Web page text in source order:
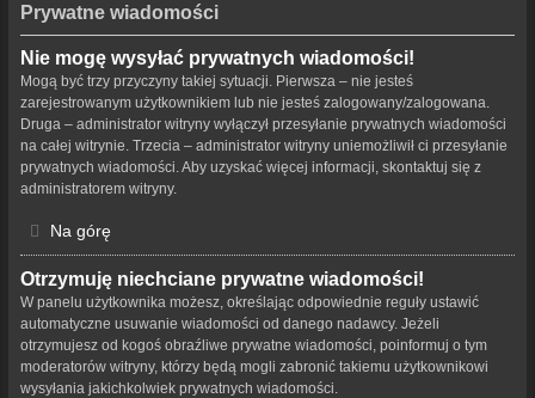
Prywatne wiadomości
Nie mogę wysyłać prywatnych wiadomości!
Mogą być trzy przyczyny takiej sytuacji. Pierwsza – nie jesteś
zarejestrowanym użytkownikiem lub nie jesteś zalogowany/zalogowana.
Druga – administrator witryny wyłączył przesyłanie prywatnych wiadomości
na całej witrynie. Trzecia – administrator witryny uniemożliwił ci przesyłanie
prywatnych wiadomości. Aby uzyskać więcej informacji, skontaktuj się z
administratorem witryny.
Na górę
Otrzymuję niechciane prywatne wiadomości!
W panelu użytkownika możesz, określając odpowiednie reguły ustawić
automatyczne usuwanie wiadomości od danego nadawcy. Jeżeli
otrzymujesz od kogoś obraźliwe prywatne wiadomości, poinformuj o tym
moderatorów witryny, którzy będą mogli zabronić takiemu użytkownikowi
wysyłania jakichkolwiek prywatnych wiadomości.